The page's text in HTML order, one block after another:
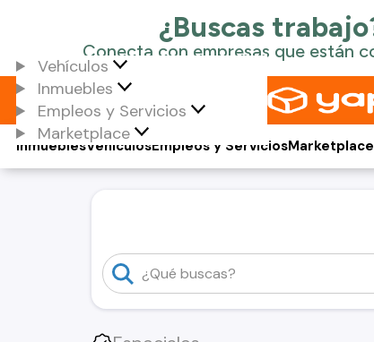
Vehículos
Inmuebles
Empleos y Servicios
Marketplace
Vehículos
Inmuebles Empleos y ServiciosMarketplace